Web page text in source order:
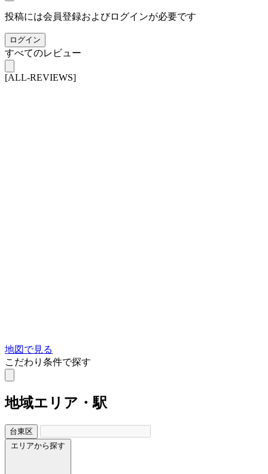
投稿には会員登録およびログインが必要です
ログイン
すべてのレビュー
[ALL-REVIEWS]
地図で見る
こだわり条件で探す
地域エリア・駅
台東区
エリアから探す